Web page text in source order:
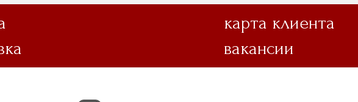
карта клиента
вакансии